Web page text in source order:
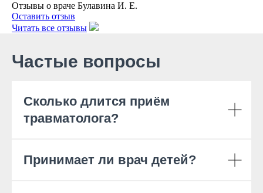
Отзывы о враче Булавина И. Е.
Оставить отзыв
Читать все отзывы
Частые вопросы
Сколько длится приём
травматолога?
Принимает ли врач детей?